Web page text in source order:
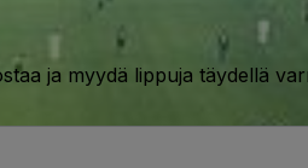
ja myydä lippuja täydellä